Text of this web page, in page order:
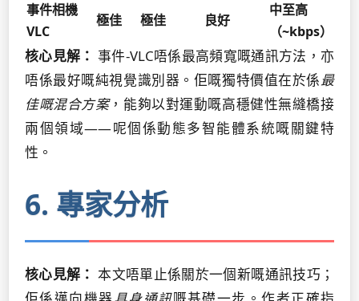
事件相機
VLC
極佳 極佳 良好
中至高
（~kbps）
核心見解： 事件-VLC唔係最高頻寬嘅通訊方法，亦
唔係最好嘅純視覺識別器。佢嘅獨特價值在於係最
佳嘅混合方案，能夠以對運動嘅高穩健性無縫橋接
兩個領域——呢個係動態多智能體系統嘅關鍵特
性。
6. 專家分析
核心見解： 本文唔單止係關於一個新嘅通訊技巧；